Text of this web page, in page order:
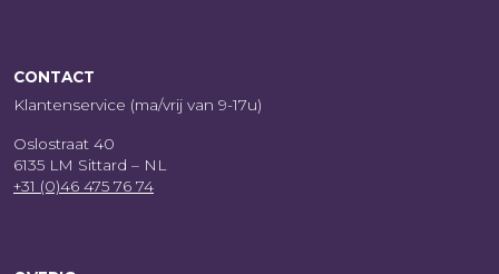
CONTACT
Klantenservice (ma/vrij van 9-17u)
Oslostraat 40
6135 LM Sittard – NL
+31 (0)46 475 76 74